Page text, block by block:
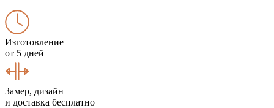
Изготовление
от 5 дней
Замер, дизайн
и доставка бесплатно